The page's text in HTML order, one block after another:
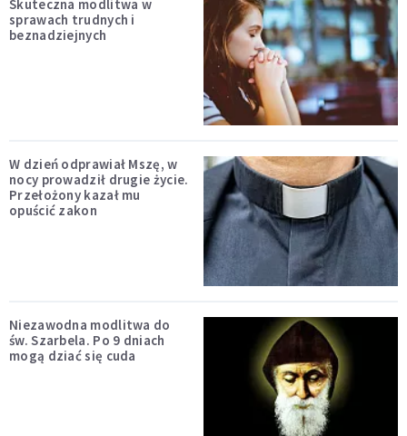
Skuteczna modlitwa w
sprawach trudnych i
beznadziejnych
W dzień odprawiał Mszę, w
nocy prowadził drugie życie.
Przełożony kazał mu
opuścić zakon
Niezawodna modlitwa do
św. Szarbela. Po 9 dniach
mogą dziać się cuda